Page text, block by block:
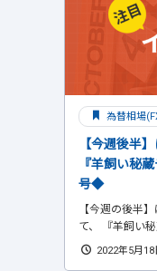
為替相場
【今週後半
『羊飼い秘
号◆
【今週の後半
て、 『羊飼い
2022年5月18